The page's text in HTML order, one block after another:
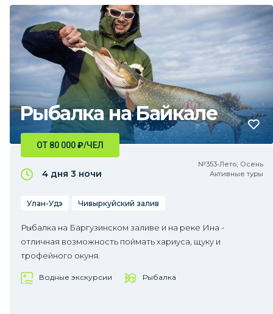
Рыбалка на Байкале
№353•Лето, Осень
Активные туры
ОТ 80 000₽/ЧЕЛ
4 дня 3 ночи
Улан-Удэ Чивыркуйский залив
Рыбалка на Баргузинском заливе и на реке Ина -
отличная возможность поймать хариуса, щуку и
трофейного окуня.
Водные экскурсии Рыбалка